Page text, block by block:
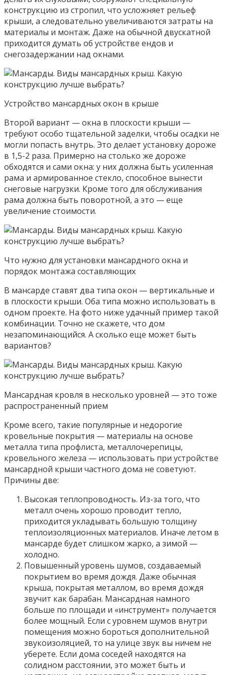
конструкцию из стропил, что усложняет рельеф
крыши, а следовательно увеличиваются затраты на
материалы и монтаж. Даже на обычной двускатной
приходится думать об устройстве ендов и
снегозадержании над окнами.
Устройство мансардных окон в крыше
Второй вариант — окна в плоскости крыши —
требуют особо тщательной заделки, чтобы осадки не
могли попасть внутрь. Это делает установку дороже
в 1,5-2 раза. Примерно на столько же дороже
обходятся и сами окна: у них должна быть усиленная
рама и армированное стекло, способное вынести
снеговые нагрузки. Кроме того для обслуживания
рама должна быть поворотной, а это — еще
увеличение стоимости.
Что нужно для установки мансардного окна и
порядок монтажа составляющих
В мансарде ставят два типа окон — вертикальные и
в плоскости крыши. Оба типа можно использовать в
одном проекте. На фото ниже удачный пример такой
комбинации. Точно не скажете, что дом
незапоминающийся. А сколько еще может быть
вариантов?
Мансардная кровля в несколько уровней — это тоже
распространенный прием
Кроме всего, такие популярные и недорогие
кровельные покрытия — материалы на основе
металла типа профлиста, металлочерепицы,
кровельного железа — использовать при устройстве
мансардной крыши частного дома не советуют.
Причины две:
Высокая теплопроводность. Из-за того, что
металл очень хорошо проводит тепло,
приходится укладывать большую толщину
теплоизоляционных материалов. Иначе летом в
мансарде будет слишком жарко, а зимой —
холодно.
Повышенный уровень шумов, создаваемый
покрытием во время дождя. Даже обычная
крыша, покрытая металлом, во время дождя
звучит как барабан. Мансардная намного
больше по площади и «инструмент» получается
более мощный. Если с уровнем шумов внутри
помещения можно бороться дополнительной
звукоизоляцией, то на улице звук вы ничем не
уберете. Если дома соседей находятся на
солидном расстоянии, это может быть и